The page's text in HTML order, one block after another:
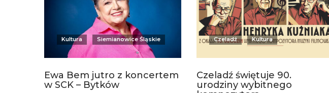
Kultura Siemianowice Śląskie
Ewa Bem jutro z koncertem
w SCK – Bytków
Czeladź Kultura
Czeladź świętuje 90.
urodziny wybitnego